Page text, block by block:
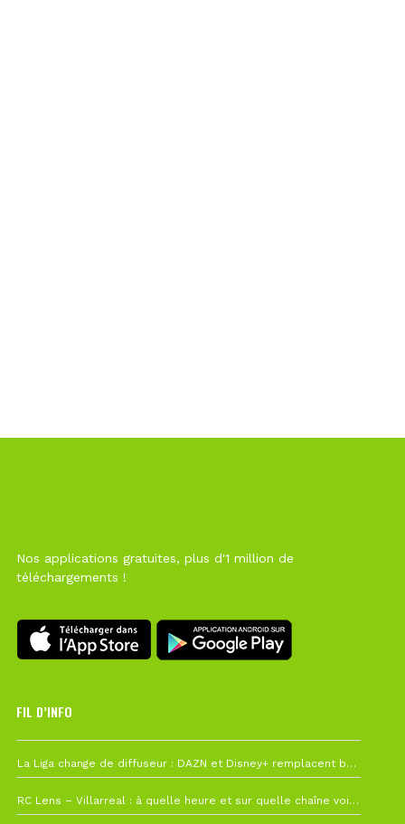
Nos applications gratuites, plus d'1 million de
téléchargements !
FIL D’INFO
La Liga change de diffuseur : DAZN et Disney+ remplacent beIN Sports !
RC Lens – Villarreal : à quelle heure et sur quelle chaîne voir la finale de la Como Cup ?